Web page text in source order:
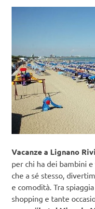
Vacanze a Lignano
per chi ha dei bambini
che a sé stesso,
e comodità. Tra
shopping e tante